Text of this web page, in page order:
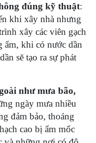
đúng kỹ thuật:
khi xây nhà nhưng
xây các viên gạch
ẩm, khi có nước dần
sẽ tạo ra sự phát
như mưa bão,
ngày mưa nhiều
đảm bảo, thoáng
cao bị ẩm mốc